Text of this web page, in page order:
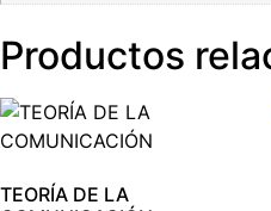
Productos
TEORÍA DE LA